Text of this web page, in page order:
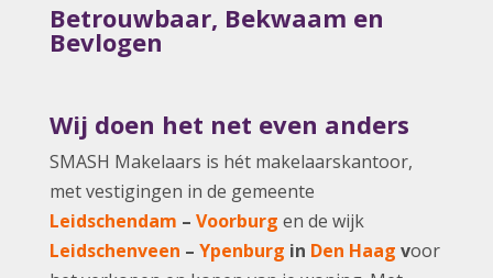
Betrouwbaar, Bekwaam en
Bevlogen
Wij doen het net even anders
SMASH Makelaars is hét makelaarskantoor,
met vestigingen in de gemeente
Leidschendam – Voorburg en de wijk
Leidschenveen – Ypenburg in Den Haag voor